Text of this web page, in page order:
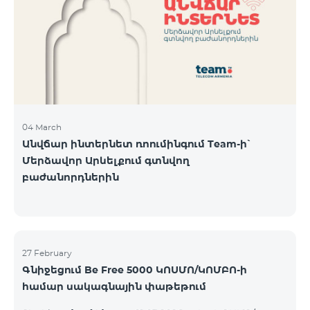
Կիրակի-08․03 Երևան Կենտրոն Իսակովի
պողոտա 3/7 09:00-18:00 09:00-18:00 10:00-19:00
Երևան Կենտրոն Խորենացու փողոց 26/26 09:00-
04 March
Անվճար ինտերնետ ռոումինգում Team-ի՝
Մերձավոր Արևելքում գտնվող
բաժանորդներին
27 February
Գնիջեցում Be Free 5000 ԿՈՍՄՈ/ԿՈՄԲՈ-ի
համար սակագնային փաթեթում